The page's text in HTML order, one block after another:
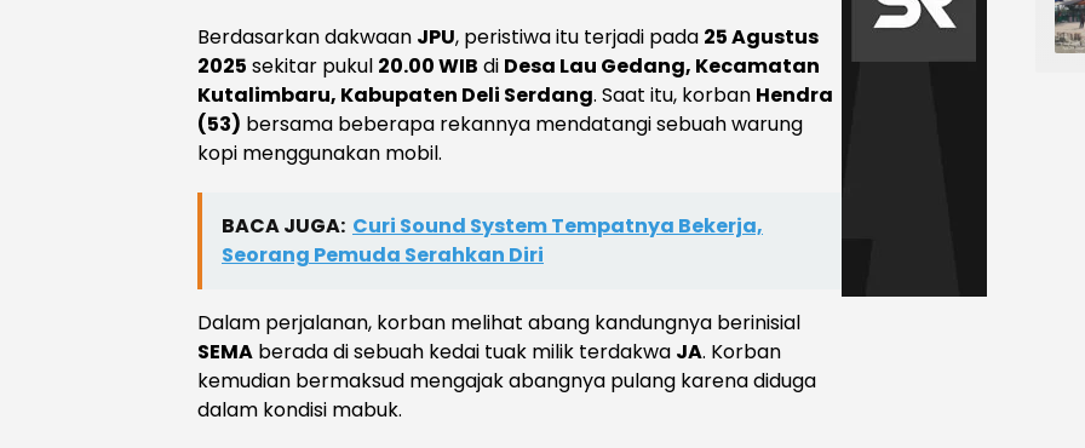
Berdasarkan dakwaan JPU, peristiwa itu terjadi pada 25 Agustus
2025 sekitar pukul 20.00 WIB di Desa Lau Gedang, Kecamatan
Kutalimbaru, Kabupaten Deli Serdang. Saat itu, korban Hendra
(53) bersama beberapa rekannya mendatangi sebuah warung
kopi menggunakan mobil.
BACA JUGA: Curi Sound System Tempatnya Bekerja,
Seorang Pemuda Serahkan Diri
Dalam perjalanan, korban melihat abang kandungnya berinisial
SEMA berada di sebuah kedai tuak milik terdakwa JA. Korban
kemudian bermaksud mengajak abangnya pulang karena diduga
dalam kondisi mabuk.